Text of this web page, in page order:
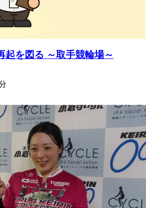
起を図る ～取手競輪場～